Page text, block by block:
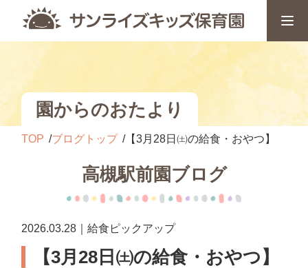
園からのおたより
TOP ブログトップ 【3月28日㈯の給食・おやつ】
高槻駅前園ブログ
2026.03.28｜給食ピックアップ
【3月28日㈯の給食・おやつ】